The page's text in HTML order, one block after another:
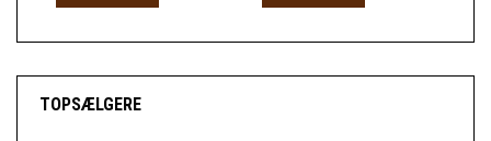
TOPSÆLGERE